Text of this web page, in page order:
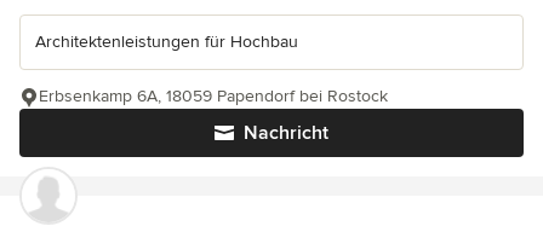
Architektenleistungen für Hochbau
Nachricht
Erbsenkamp 6A, 18059 Papendorf bei Rostock